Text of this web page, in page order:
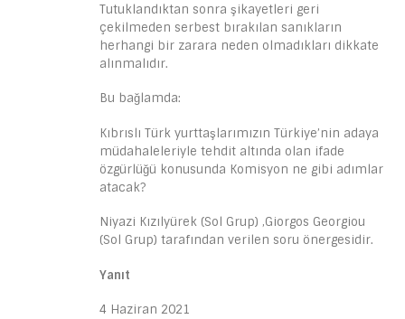
Tutuklandıktan sonra şikayetleri geri
çekilmeden serbest bırakılan sanıkların
herhangi bir zarara neden olmadıkları dikkate
alınmalıdır.
Bu bağlamda:
Kıbrıslı Türk yurttaşlarımızın Türkiye’nin adaya
müdahaleleriyle tehdit altında olan ifade
özgürlüğü konusunda Komisyon ne gibi adımlar
atacak?
Niyazi Kızılyürek (Sol Grup) ,Giorgos Georgiou
(Sol Grup) tarafından verilen soru önergesidir.
Yanıt
4 Haziran 2021